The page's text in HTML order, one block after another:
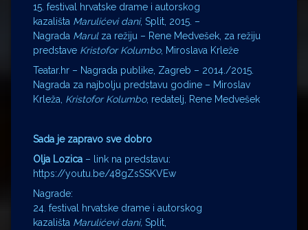
15. festival hrvatske drame i autorskog
kazališta Marulićevi dani, Split, 2015. –
Nagrada Marulza režiju – Rene Medvešek, za režiju
predstave Kristofor Kolumbo, Miroslava Krleže
Teatar.hr – Nagrada publike, Zagreb – 2014./2015.
Nagrada za najbolju predstavu godine – Miroslav
Krleža, Kristofor Kolumbo, redatelj, Rene Medvešek
Sada je zapravo sve dobro
Olja Lozica – link na predstavu:
https://youtu.be/48gZsSSKVEw
Nagrade:
24. festival hrvatske drame i autorskog
kazališta Marulićevi dani, Split,